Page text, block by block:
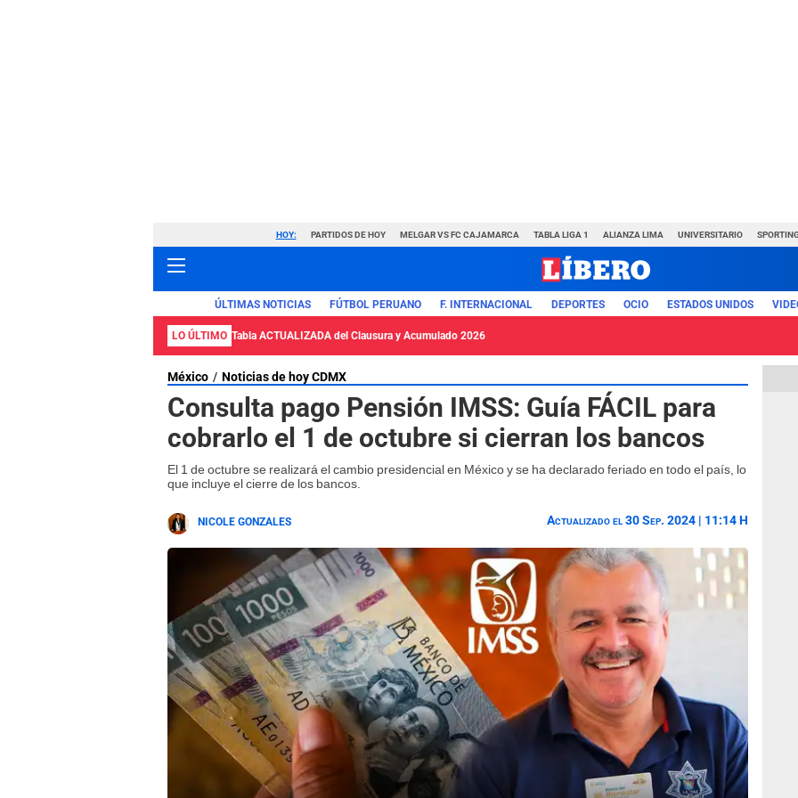
HOY: PARTIDOS DE HOY MELGAR VS FC CAJAMARCA TABLA LIGA 1 ALIANZA LIMA UNIVERSITARIO
ÚLTIMAS NOTICIAS FÚTBOL PERUANO F. INTERNACIONAL DEPORTES OCIO ESTADOS UNIDOS
LO ÚLTIMO Tabla ACTUALIZADA del Clausura y Acumulado 2026
México Noticias de hoy CDMX
Consulta pago Pensión IMSS: Guía FÁCIL para
cobrarlo el 1 de octubre si cierran los bancos
El 1 de octubre se realizará el cambio presidencial en México y se ha declarado feriado en todo el país, lo
que incluye el cierre de los bancos.
NICOLE GONZALES Actualizado el 30 Sep. 2024 | 11:14 H